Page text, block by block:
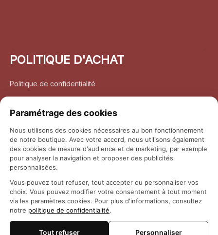
POLITIQUE D'ACHAT
Politique de confidentialité
Politique de retour et remboursement
Coordonnées
Questions fréquemment posées
Paramétrage des cookies
Nous utilisons des cookies nécessaires au bon fonctionnement
de notre boutique. Avec votre accord, nous utilisons également
des cookies de mesure d'audience et de marketing, par exemple
pour analyser la navigation et proposer des publicités
personnalisées.
Vous pouvez tout refuser, tout accepter ou personnaliser vos
choix. Vous pouvez modifier votre consentement à tout moment
via les paramètres cookies. Pour plus d'informations, consultez
notre politique de confidentialité.
Tout refuser Personnaliser